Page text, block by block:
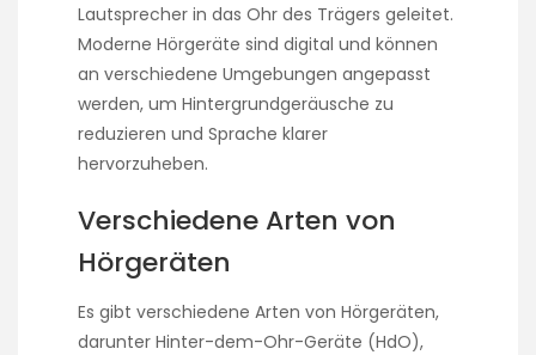
Lautsprecher in das Ohr des Trägers geleitet.
Moderne Hörgeräte sind digital und können
an verschiedene Umgebungen angepasst
werden, um Hintergrundgeräusche zu
reduzieren und Sprache klarer
hervorzuheben.
Verschiedene Arten von
Hörgeräten
Es gibt verschiedene Arten von Hörgeräten,
darunter Hinter-dem-Ohr-Geräte (HdO),